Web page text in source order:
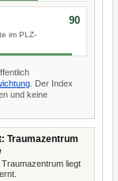
im PLZ-
90
. Der Index
und keine
Traumazentrum
liegt